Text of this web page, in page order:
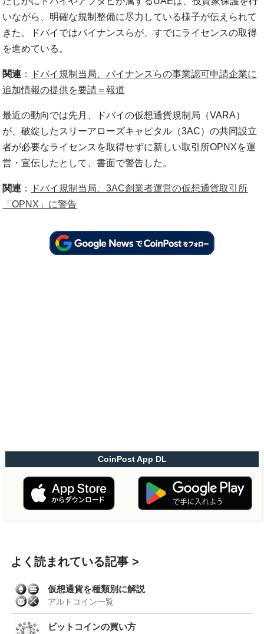
いながら、明確な規制整備に尽力している様子が伝えられて
きた。ドバイではバイナンスらが、すでにライセンスの取得
を進めている。
関連 ：
ドバイ規制当局、バイナンスらの事業認可申請企業に
追加情報の提供を要請＝報道
最近の動向では先月、ドバイの仮想通貨規制局（VARA）
が、破綻したスリーアローズキャピタル（3AC）の共同設立
者が必要なライセンスを取得せずに新しい取引所OPNXを運
営・宣伝したとして、書面で警告した。
関連 ：
ドバイ規制当局、3AC創業者運営の仮想通貨取引所
「OPNX」に警告
CoinPost App DL
よく読まれている記事
仮想通貨を種類別に解説
アルトコイン一覧
ビットコインの買い方